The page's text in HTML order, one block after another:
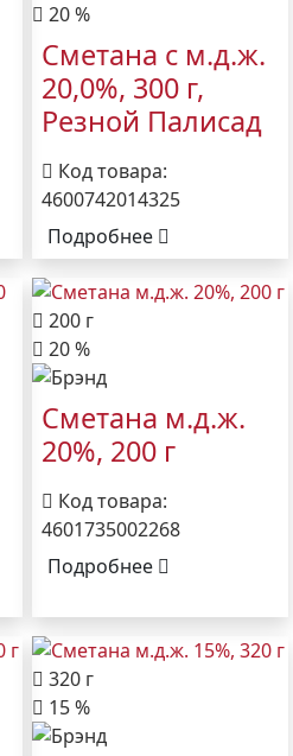
20 %
Сметана с м.д.ж.
20,0%, 300 г,
Резной Палисад
Код товара:
4600742014325
Подробнее
200 г
20 %
Сметана м.д.ж.
20%, 200 г
Код товара:
4601735002268
Подробнее
320 г
15 %